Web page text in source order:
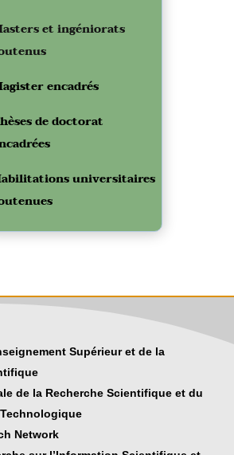
et ingéniorats
encadrés
de doctorat
universitaires
Supérieur et de la
de la Recherche Scientifique et du
Network